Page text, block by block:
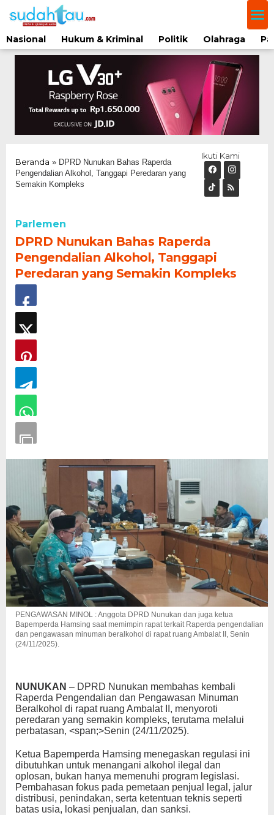
ke
konten
Nasional
Hukum & Kriminal Politik Olahraga
Beranda » DPRD Nunukan Bahas Raperda
Pengendalian Alkohol, Tanggapi Peredaran yang
Semakin Kompleks
Ikuti Kami
Parlemen
DPRD Nunukan Bahas Raperda
Pengendalian Alkohol, Tanggapi
Peredaran yang Semakin Kompleks
PENGAWASAN MINOL : Anggota DPRD Nunukan dan juga ketua
Bapemperda Hamsing saat memimpin rapat terkait Raperda pengendalian
dan pengawasan minuman beralkohol di rapat ruang Ambalat II, Senin
(24/11/2025).
NUNUKAN – DPRD Nunukan membahas kembali
Raperda Pengendalian dan Pengawasan Minuman
Beralkohol di rapat ruang Ambalat II, menyoroti
peredaran yang semakin kompleks, terutama melalui
perbatasan, <span;>Senin (24/11/2025).
Ketua Bapemperda Hamsing menegaskan regulasi ini
dibutuhkan untuk menangani alkohol ilegal dan
oplosan, bukan hanya memenuhi program legislasi.
Pembahasan fokus pada pemetaan penjual legal, jalur
distribusi, penindakan, serta ketentuan teknis seperti
batas usia, lokasi penjualan, dan sanksi.